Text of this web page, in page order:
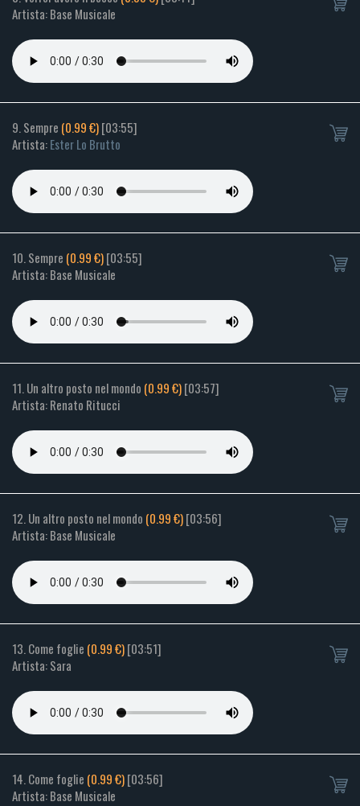
Artista: Base Musicale
9. Sempre (0.99 €)[03:55]
Artista:Ester Lo Brutto
10. Sempre (0.99 €)[03:55]
Artista: Base Musicale
11. Un altro posto nel mondo (0.99 €)[03:57]
Artista: Renato Ritucci
12. Un altro posto nel mondo (0.99 €)[03:56]
Artista: Base Musicale
13. Come foglie (0.99 €)[03:51]
Artista: Sara
14. Come foglie (0.99 €)[03:56]
Artista: Base Musicale